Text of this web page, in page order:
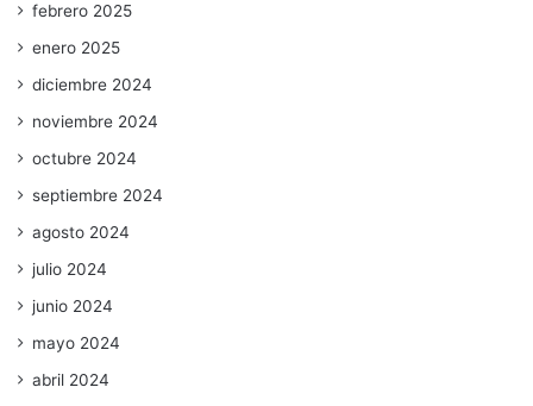
febrero 2025
enero 2025
diciembre 2024
noviembre 2024
octubre 2024
septiembre 2024
agosto 2024
julio 2024
junio 2024
mayo 2024
abril 2024